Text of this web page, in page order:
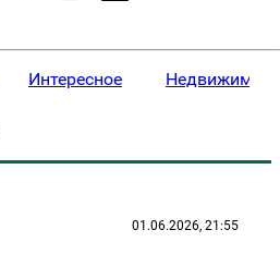
Интересное
01.06.2026, 21:55